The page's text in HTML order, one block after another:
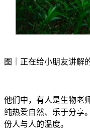
图｜正在给小朋友讲解
他们中，有人是生物老
纯热爱自然、乐于分享
份人与人的温度。